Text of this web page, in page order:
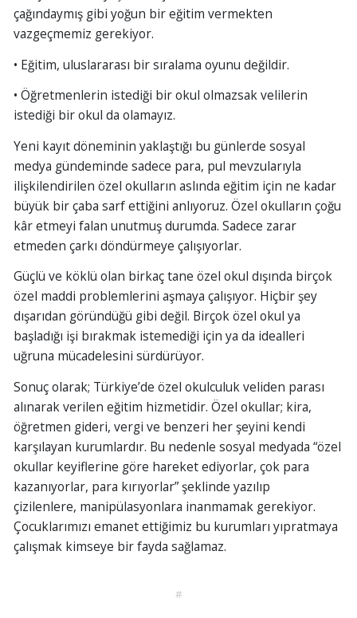
çağındaymış gibi yoğun bir eğitim vermekten
vazgeçmemiz gerekiyor.
• Eğitim, uluslararası bir sıralama oyunu değildir.
• Öğretmenlerin istediği bir okul olmazsak velilerin
istediği bir okul da olamayız.
Yeni kayıt döneminin yaklaştığı bu günlerde sosyal
medya gündeminde sadece para, pul mevzularıyla
ilişkilendirilen özel okulların aslında eğitim için ne kadar
büyük bir çaba sarf ettiğini anlıyoruz. Özel okulların çoğu
kâr etmeyi falan unutmuş durumda. Sadece zarar
etmeden çarkı döndürmeye çalışıyorlar.
Güçlü ve köklü olan birkaç tane özel okul dışında birçok
özel maddi problemlerini aşmaya çalışıyor. Hiçbir şey
dışarıdan göründüğü gibi değil. Birçok özel okul ya
başladığı işi bırakmak istemediği için ya da idealleri
uğruna mücadelesini sürdürüyor.
Sonuç olarak; Türkiye’de özel okulculuk veliden parası
alınarak verilen eğitim hizmetidir. Özel okullar; kira,
öğretmen gideri, vergi ve benzeri her şeyini kendi
karşılayan kurumlardır. Bu nedenle sosyal medyada “özel
okullar keyiflerine göre hareket ediyorlar, çok para
kazanıyorlar, para kırıyorlar” şeklinde yazılıp
çizilenlere, manipülasyonlara inanmamak gerekiyor.
Çocuklarımızı emanet ettiğimiz bu kurumları yıpratmaya
çalışmak kimseye bir fayda sağlamaz.
#